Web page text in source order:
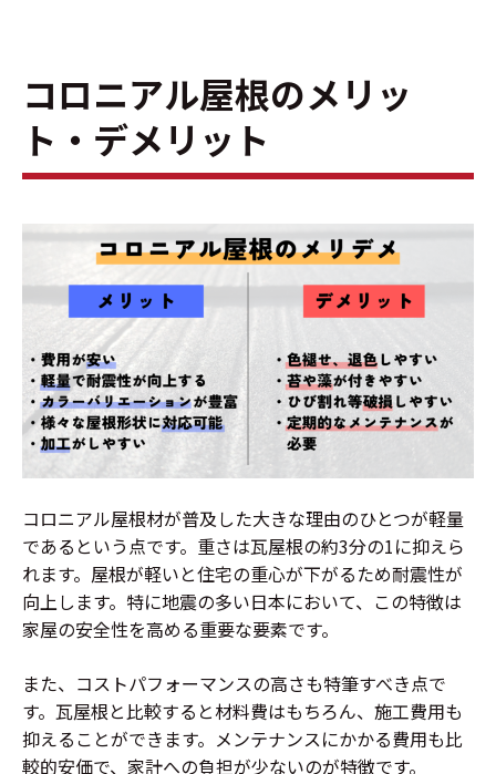
コロニアル屋根のメリッ
ト・デメリット
コロニアル屋根材が普及した大きな理由のひとつが軽量
であるという点です。重さは瓦屋根の約3分の1に抑えら
れます。屋根が軽いと住宅の重心が下がるため耐震性が
向上します。特に地震の多い日本において、この特徴は
家屋の安全性を高める重要な要素です。
また、コストパフォーマンスの高さも特筆すべき点で
す。瓦屋根と比較すると材料費はもちろん、施工費用も
抑えることができます。メンテナンスにかかる費用も比
較的安価で、家計への負担が少ないのが特徴です。